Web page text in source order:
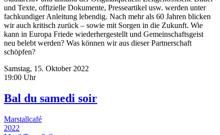
und Texte, offizielle Dokumente, Presseartikel usw. werden unter
fachkundiger Anleitung lebendig. Nach mehr als 60 Jahren blicken
wir auch kritisch zurück – sowie mit Sorgen in die Zukunft. Wie
kann in Europa Friede wiederhergestellt und Gemeinschaftsgeist
neu belebt werden? Was können wir aus dieser Partnerschaft
schöpfen?
Samstag, 15. Oktober 2022
19:00 Uhr
Bal du samedi soir
Marstallcafé
2022